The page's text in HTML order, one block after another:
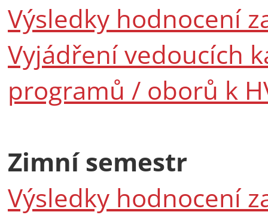
Výsledky hodnocení
Vyjádření vedoucích
programů / oborů k
Zimní semestr
Výsledky hodnocení